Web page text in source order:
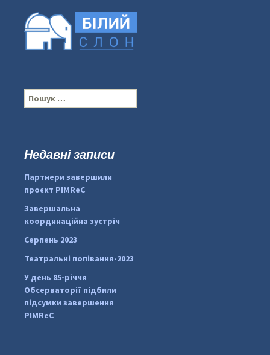
#PipIvanToday
pimrec_project
П
о
:Недавні записи
Партнери завершили
проєкт PIMReC
Завершальна
координаційна зустріч
Серпень 2023
Театральні попівання-2023
У день 85-річчя
Обсерваторії підбили
підсумки завершення
PIMReC